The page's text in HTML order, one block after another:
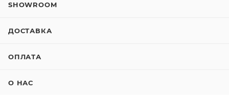
SHOWROOM
ДОСТАВКА
ОПЛАТА
О НАС